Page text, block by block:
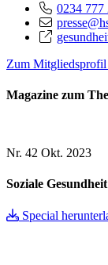
0234 777
Zum Mitgliedsprofil
Magazine zum
Nr. 42 Okt. 2023
Soziale Gesundheit
Special